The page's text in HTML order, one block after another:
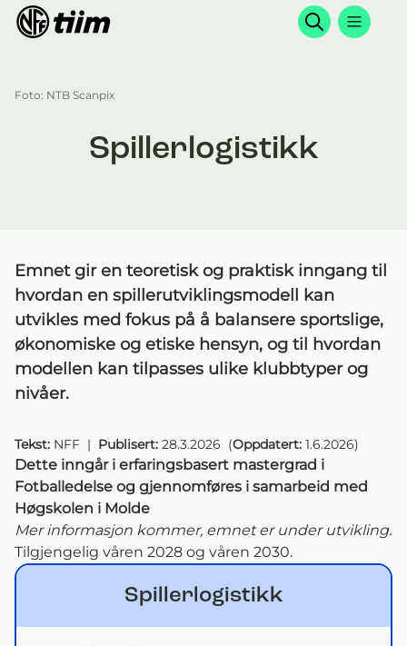
Søk
Foto: NTB Scanpix
Spillerlogistikk
Emnet gir en teoretisk og praktisk inngang til
hvordan en spillerutviklingsmodell kan
utvikles med fokus på å balansere sportslige,
økonomiske og etiske hensyn, og til hvordan
modellen kan tilpasses ulike klubbtyper og
nivåer.
Tekst: NFF | Publisert: 28.3.2026 (Oppdatert: 1.6.2026)
Dette inngår i erfaringsbasert mastergrad i
Fotballedelse og gjennomføres i samarbeid med
Høgskolen i Molde
Mer informasjon kommer, emnet er under utvikling.
Tilgjengelig våren 2028 og våren 2030.
Spillerlogistikk